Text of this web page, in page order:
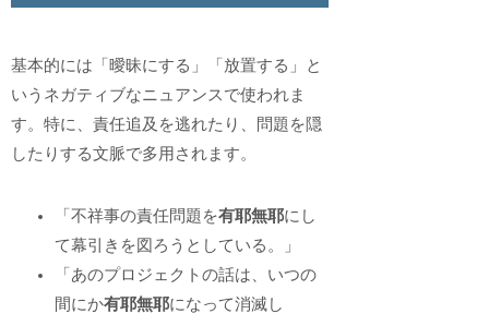
基本的には「曖昧にする」「放置する」と
いうネガティブなニュアンスで使われま
す。特に、責任追及を逃れたり、問題を隠
したりする文脈で多用されます。
「不祥事の責任問題を有耶無耶にし
て幕引きを図ろうとしている。」
「あのプロジェクトの話は、いつの
間にか有耶無耶になって消滅し